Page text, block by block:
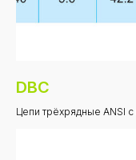
DBC
Цепи трёхрядные ANSI